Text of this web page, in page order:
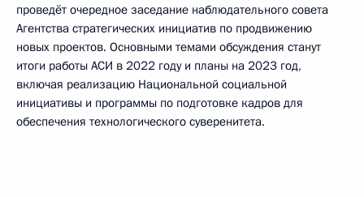
проведёт очередное заседание наблюдательного совета
Агентства стратегических инициатив по продвижению
новых проектов. Основными темами обсуждения станут
итоги работы АСИ в 2022 году и планы на 2023 год,
включая реализацию Национальной социальной
инициативы и программы по подготовке кадров для
обеспечения технологического суверенитета.